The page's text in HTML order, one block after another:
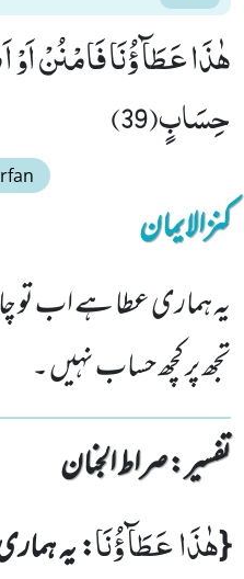
هٰذَا عَطَآؤُنَا فَامْنُنْ
حِسَابٍ(39)
کنزالایمان
یہ ہماری عطا ہے اب تو
تجھ پر کچھ حساب نہیں ۔
تفسیر : ‎صراط الجنان
{هٰذَا عَطَآؤُنَا: یہ